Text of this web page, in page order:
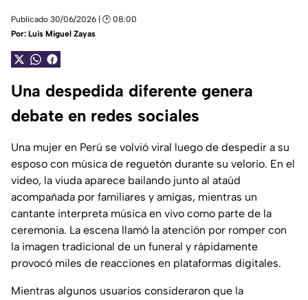
Publicado 30/06/2026 | 🕑 08:00
Por: Luis Miguel Zayas
Una despedida diferente genera
debate en redes sociales
Una mujer en Perú se volvió viral luego de despedir a su
esposo con música de reguetón durante su velorio. En el
video, la viuda aparece bailando junto al ataúd
acompañada por familiares y amigas, mientras un
cantante interpreta música en vivo como parte de la
ceremonia. La escena llamó la atención por romper con
la imagen tradicional de un funeral y rápidamente
provocó miles de reacciones en plataformas digitales.
Mientras algunos usuarios consideraron que la